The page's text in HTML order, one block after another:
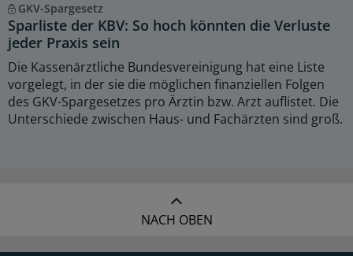
GKV-Spargesetz
Sparliste der KBV: So hoch könnten die Verluste
jeder Praxis sein
Die Kassenärztliche Bundesvereinigung hat eine Liste
vorgelegt, in der sie die möglichen finanziellen Folgen
des GKV-Spargesetzes pro Ärztin bzw. Arzt auflistet. Die
Unterschiede zwischen Haus- und Fachärzten sind groß.
NACH OBEN